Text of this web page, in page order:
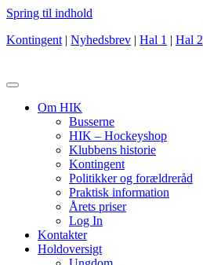
Spring til indhold
Kontingent | Nyhedsbrev | Hal 1 | Hal 2
Om HIK
Busserne
HIK – Hockeyshop
Klubbens historie
Kontingent
Politikker og forældreråd
Praktisk information
Årets priser
Log In
Kontakter
Holdoversigt